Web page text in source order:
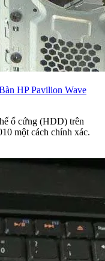
HP Pavilion Wave
ổ cứng (HDD) trên
một cách chính xác.